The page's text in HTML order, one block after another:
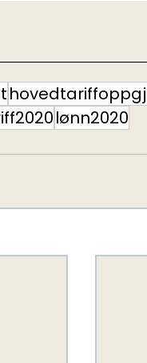
lønn2020